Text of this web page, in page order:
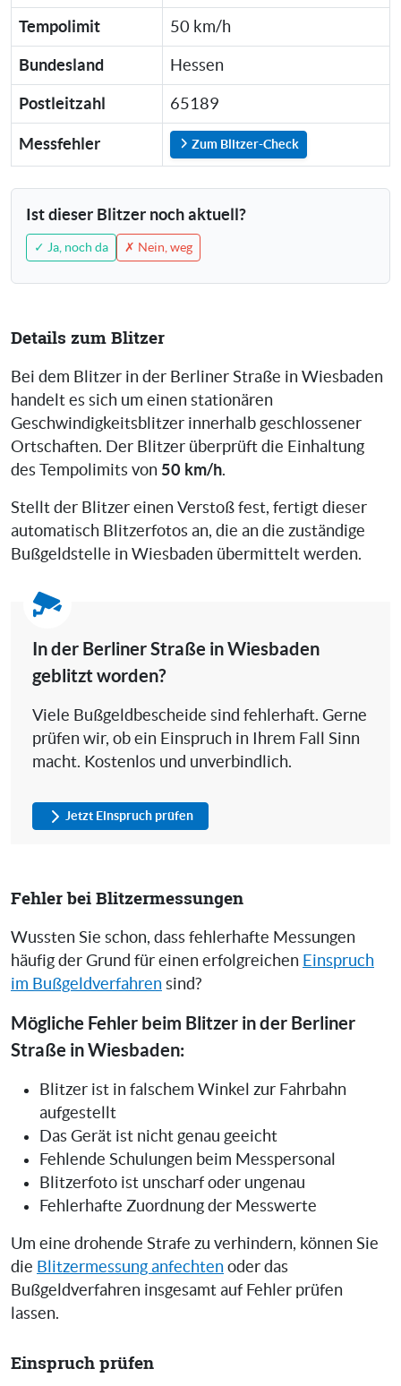
Tempolimit 50 km/h
Bundesland Hessen
Postleitzahl 65189
Messfehler Zum Blitzer-Check
Ist dieser Blitzer noch aktuell?
✓ Ja, noch da ✗ Nein, weg
Details zum Blitzer
Bei dem Blitzer in der Berliner Straße in Wiesbaden
handelt es sich um einen stationären
Geschwindigkeitsblitzer innerhalb geschlossener
Ortschaften. Der Blitzer überprüft die Einhaltung
des Tempolimits von 50 km/h.
Stellt der Blitzer einen Verstoß fest, fertigt dieser
automatisch Blitzerfotos an, die an die zuständige
Bußgeldstelle in Wiesbaden übermittelt werden.
In der Berliner Straße in Wiesbaden
geblitzt worden?
Viele Bußgeldbescheide sind fehlerhaft. Gerne
prüfen wir, ob ein Einspruch in Ihrem Fall Sinn
macht. Kostenlos und unverbindlich.
Jetzt Einspruch prüfen
Fehler bei Blitzermessungen
Wussten Sie schon, dass fehlerhafte Messungen
häufig der Grund für einen erfolgreichen Einspruch
im Bußgeldverfahren sind?
Mögliche Fehler beim Blitzer in der Berliner
Straße in Wiesbaden:
Blitzer ist in falschem Winkel zur Fahrbahn
aufgestellt
Das Gerät ist nicht genau geeicht
Fehlende Schulungen beim Messpersonal
Blitzerfoto ist unscharf oder ungenau
Fehlerhafte Zuordnung der Messwerte
Um eine drohende Strafe zu verhindern, können Sie
die Blitzermessung anfechten oder das
Bußgeldverfahren insgesamt auf Fehler prüfen
lassen.
Einspruch prüfen